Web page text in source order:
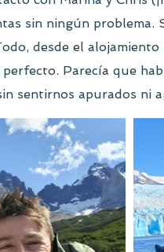
sin ningún
desde el
Parecía que
sentirnos apurados ni